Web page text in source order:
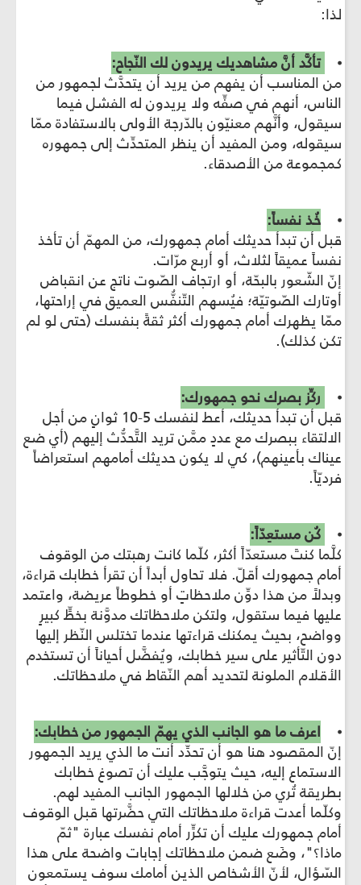
لذا:
⦁
تأكَّد أنَّ مشاهديك يريدون لك النّجاح:
من المناسب أن يفهم من يريد أن يتحدَّث لجمهور من
الناس، أنهم في صفِّه ولا يريدون له الفشل فيما
سيقول، وأنَّهم معنيّون بالدّرجة الأولى بالاستفادة ممّا
سيقوله، ومن المفيد أن ينظر المتحدِّث إلى جمهوره
كمجموعة من الأصدقاء.
⦁ خُذ نفساً:
قبل أن تبدأ حديثك أمام جمهورك، من المهمّ أن تأخذ
نفساً عميقاً لثلاث، أو أربع مرّات.
إنّ الشّعور بالبحّة، أو ارتجاف الصّوت ناتج عن انقباض
أوتارك الصّوتيّة؛ فيُسهم التّنفُّس العميق في إراحتها،
ممّا يظهرك أمام جمهورك أكثر ثقةً بنفسك (حتى لو لم
تكن كذلك).
⦁
ركِّز بصرك نحو جمهورك:
قبل أن تبدأ حديثك، أعط لنفسك 5-10 ثوانٍ من أجل
الالتقاء ببصرك مع عددٍ ممَّن تريد التَّحدُّث إليهم (أي ضع
عيناك بأعينهم)، كي لا يكون حديثك أمامهم استعراضاً
فرديّاً.
⦁
كُن مستعِدّاً:
كلَّما كنتَ مستعدّاً أكثر، كلّما كانت رهبتك من الوقوف
أمام جمهورك أقلّ. فلا تحاول أبداً أن تقرأ خطابك قراءة،
وبدلاً من هذا دوِّن ملاحظاتٍ أو خطوطاً عريضة، واعتمد
عليها فيما ستقول، ولتكن ملاحظاتك مدوَّنة بخطٍّ كبيرٍ
وواضح، بحيث يمكنك قراءتها عندما تختلس النّظر إليها
دون التّأثير على سير خطابك، ويُفضَّل أحياناً أن تستخدم
الأقلام الملونة لتحديد أهم النّقاط في ملاحظاتك.
⦁ اعرف ما هو الجانب الذي يهمّ الجمهور من خطابك:
إنّ المقصود هنا هو أن تحدِّد أنت ما الذي يريد الجمهور
الاستماع إليه، حيث يتوجَّب عليك أن تصوغ خطابك
بطريقة تُري من خلالها الجمهور الجانب المفيد لهم.
وكلّما أعدت قراءة ملاحظاتك التي حضَّرتها قبل الوقوف
أمام جمهورك عليك أن تكرٍّر أمام نفسك عبارة "ثمّ
ماذا؟"، وضَع ضمن ملاحظاتك إجابات واضحة على هذا
السّؤال، لأنّ الأشخاص الذين أمامك سوف يستمعون